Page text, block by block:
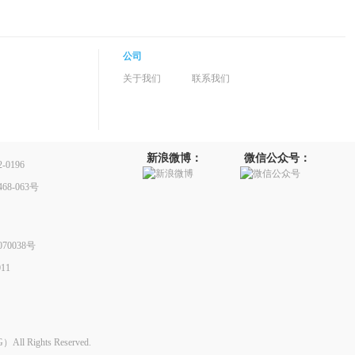
公司
关于我们
联系我们
0196
063号
号
新浪微博： 微信公众号：
All Rights Reserved.